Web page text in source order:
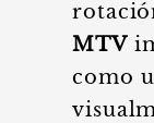
MTV
como